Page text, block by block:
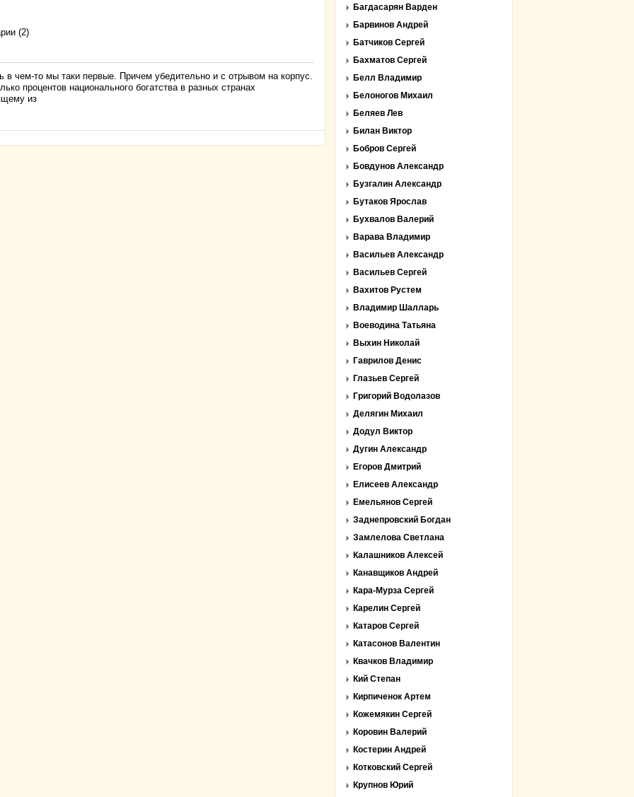
(2)
то мы таки первые. Причем убедительно и с отрывом на корпус.
процентов национального богатства в разных странах
из
Багдасарян Варден
Барвинов Андрей
Батчиков Сергей
Бахматов Сергей
Белл Владимир
Белоногов Михаил
Беляев Лев
Билан Виктор
Бобров Сергей
Бовдунов Александр
Бузгалин Александр
Бутаков Ярослав
Бухвалов Валерий
Варава Владимир
Васильев Александр
Васильев Сергей
Вахитов Рустем
Владимир Шалларь
Воеводина Татьяна
Выхин Николай
Гаврилов Денис
Глазьев Сергей
Григорий Водолазов
Делягин Михаил
Додул Виктор
Дугин Александр
Егоров Дмитрий
Елисеев Александр
Емельянов Сергей
Заднепровский Богдан
Замлелова Светлана
Калашников Алексей
Канавщиков Андрей
Кара-Мурза Сергей
Карелин Сергей
Катаров Сергей
Катасонов Валентин
Квачков Владимир
Кий Степан
Кирпиченок Артем
Кожемякин Сергей
Коровин Валерий
Костерин Андрей
Котковский Сергей
Крупнов Юрий